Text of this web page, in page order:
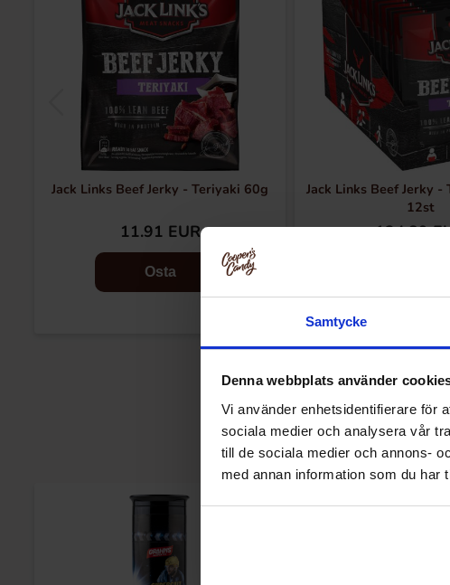
Samtycke
Denna webbplats använder
Vi använder enhetsidentifierare för
sociala medier och analysera vår
till de sociala medier och annons-
med annan information som du har
Jack Links Beef Jerky - Teriyaki 60g
11.91 EUR
Osta
Jack Links Beef Jerky
12st
134.89